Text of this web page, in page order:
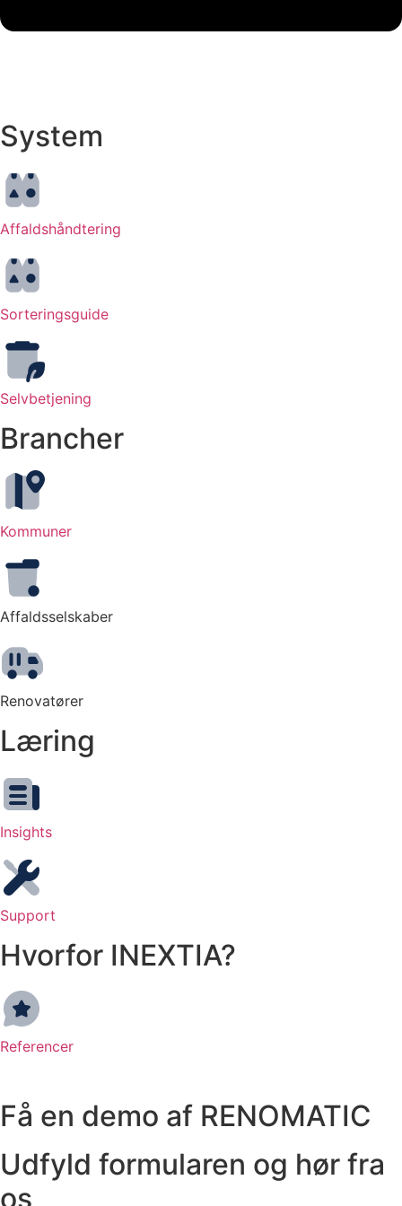
System
Affaldshåndtering
Sorteringsguide
Selvbetjening
Brancher
Kommuner
Affaldsselskaber
Renovatører
Læring
Insights
Support
Hvorfor INEXTIA?
Referencer
Få en demo af RENOMATIC
Udfyld formularen og hør fra
os